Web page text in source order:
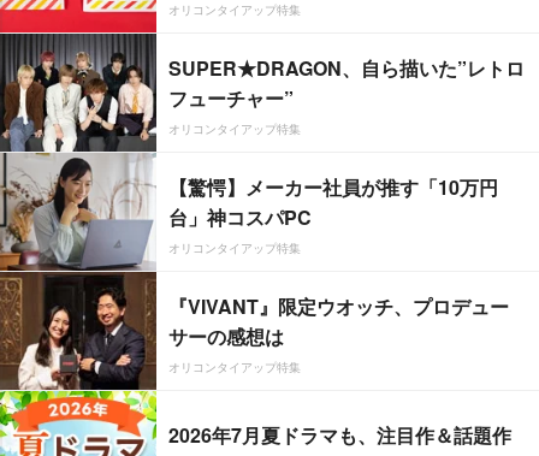
オリコンタイアップ特集
SUPER★DRAGON、自ら描いた”レトロ
フューチャー”
オリコンタイアップ特集
【驚愕】メーカー社員が推す「10万円
台」神コスパPC
オリコンタイアップ特集
『VIVANT』限定ウオッチ、プロデュー
サーの感想は
オリコンタイアップ特集
2026年7月夏ドラマも、注目作＆話題作